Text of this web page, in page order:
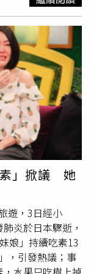
這樣」。小S無
／翻攝自小S 徐
併發肺炎離世，
危的時候，小S
急救無效，讓小
突如其來的噩耗，
日來只要一提到
人擔憂她的狀
淚洗面，幾乎完
灰罈永久放在家
話。
素」掀議 她
遊，3日經小
炎於日本驟逝，
娘」持續吃素13
，引發熱議；事